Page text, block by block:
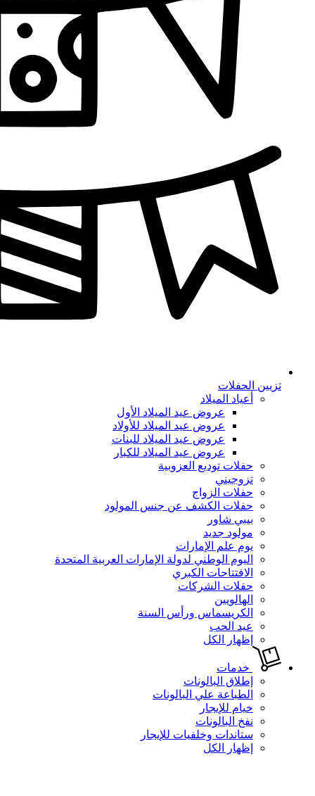
تزيين الحفلات
أعياد الميلاد
عروض عيد الميلاد الأول
عروض عيد الميلاد للأولاد
عروض عيد الميلاد للبنات
عروض عيد الميلاد للكبار
حفلات توديع العزوبية
تزوجيني
حفلات الزواج
حفلات الكشف عن جنس المولود
بيبي شاور
مولود جديد
يوم علم الإمارات
اليوم الوطني لدولة الإمارات العربية المتحدة
الافتتاحات الكبري
حفلات الشركات
الهالويين
الكريسماس ورأس السنة
عيد الحب
إظهار الكل
خدمات
إطلاق البالونات
الطباعة علي البالونات
خيام للإيجار
نفخ البالونات
ستاندات وخلفيات للإيجار
إظهار الكل